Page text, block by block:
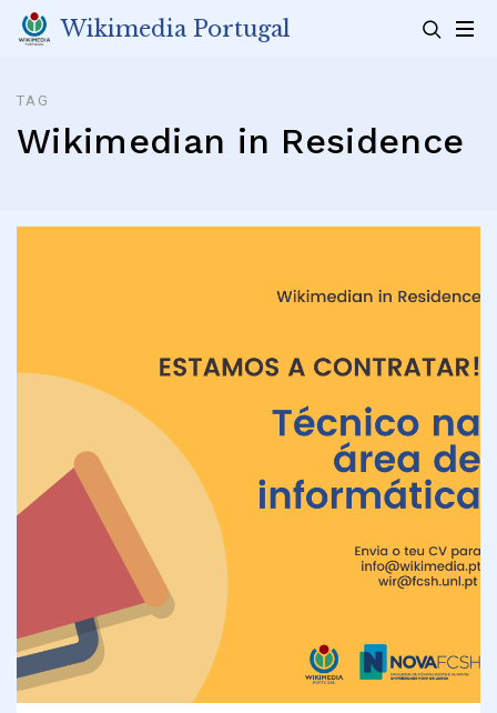
Skip
Wikimedia Portugal
TAG
Wikimedian in Residence